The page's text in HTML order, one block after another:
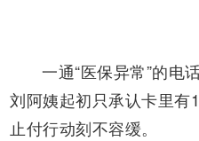
一通“医保异常”的电
刘阿姨起初只承认卡里有
止付行动刻不容缓。